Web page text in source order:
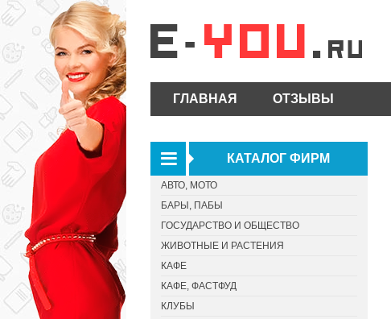
ГЛАВНАЯ ОТЗЫВЫ
КАТАЛОГ ФИРМ
АВТО, МОТО
БАРЫ, ПАБЫ
ГОСУДАРСТВО И ОБЩЕСТВО
ЖИВОТНЫЕ И РАСТЕНИЯ
КАФЕ
КАФЕ, ФАСТФУД
КЛУБЫ